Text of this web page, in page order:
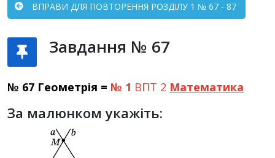
ВПРАВИ ДЛЯ ПОВТОРЕННЯ РОЗДІЛУ 1 № 67 - 87
Завдання № 67
№ 67 Геометрія = № 1 ВПТ 2 Математика
За малюнком укажіть: